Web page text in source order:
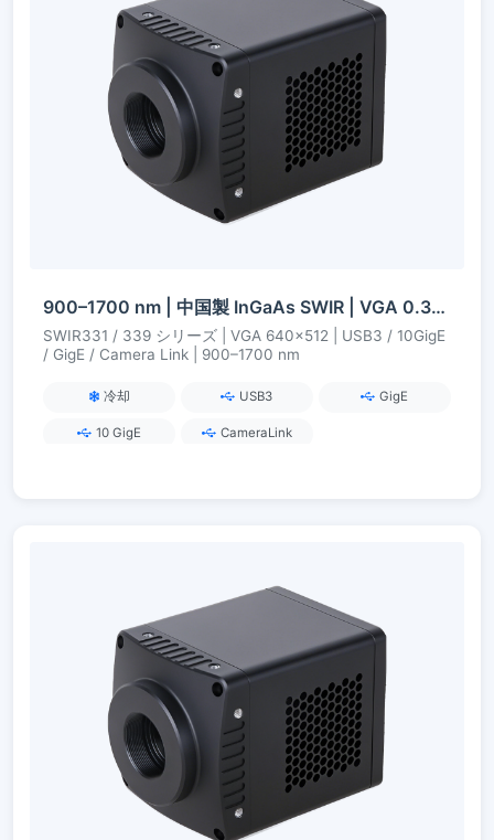
900–1700 nm | 中国製 InGaAs SWIR | VGA 0.33 MP | USB3 / 10GigE / GigE / Camera Link | 冷却 / 非冷却 | SWIRカメラ
SWIR331 / 339 シリーズ | VGA 640×512 | USB3 / 10GigE
/ GigE / Camera Link | 900–1700 nm
冷却 USB3 GigE
10 GigE CameraLink